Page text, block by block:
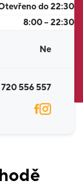
do 22:30
8:00 – 22:30
Ne
720 556 557